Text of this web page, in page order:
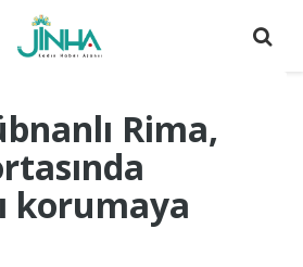
Rima,
korumaya